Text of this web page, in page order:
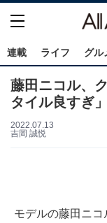
連載 ライフ グル
藤田ニコル、
タイル良すぎ
2022.07.13
吉岡 誠悦
モデルの藤田ニ